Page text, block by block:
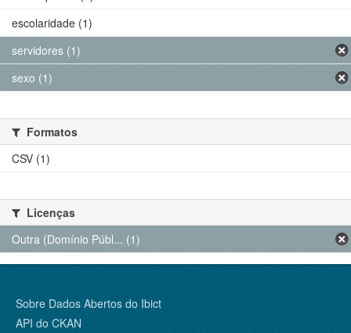
escolaridade (1)
servidores (1)
sexo (1)
Formatos
CSV (1)
Licenças
Outra (Domínio Públ... (1)
Sobre Dados Abertos do Ibict
API do CKAN